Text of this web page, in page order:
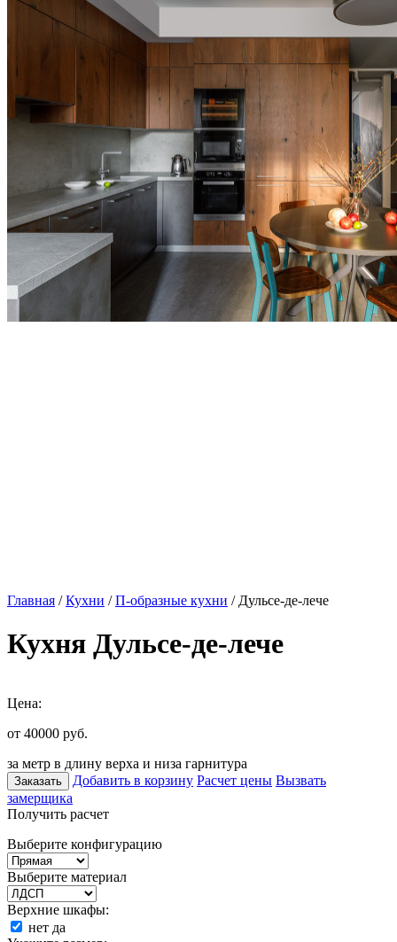
Главная /Кухни /П-образные кухни / Дульсе-де-лече
Кухня Дульсе-де-лече
Цена:
от 40000 руб.
за метр в длину верха и низа гарнитура
Заказать Добавить в корзину Расчет цены Вызвать
замерщика
Получить расчет
Выберите конфигурацию
Выберите материал
Верхние шкафы:
нет да